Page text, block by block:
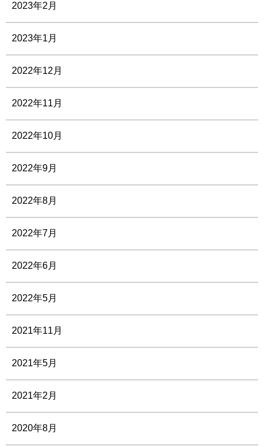
2023年2月
2023年1月
2022年12月
2022年11月
2022年10月
2022年9月
2022年8月
2022年7月
2022年6月
2022年5月
2021年11月
2021年5月
2021年2月
2020年8月